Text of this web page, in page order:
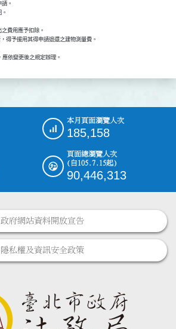
。
之費用應予扣除。
，得予援用其得申請退還之建物測量費。
依變更後之規定辦理。
本月頁面瀏覽人次
185,158
頁面總瀏覽人次
(自105.7.15起)
90,446,313
政府網站資料開放宣告
隱私權及資訊安全政策